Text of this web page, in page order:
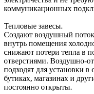
коммуникационных
Тепловые завесы.
Создают воздушный
внутрь помещения
снижают потери тепла в
отверстиями. Воздушно-
подходят для установки
бутиках, магазинах и
постоянно открыты.